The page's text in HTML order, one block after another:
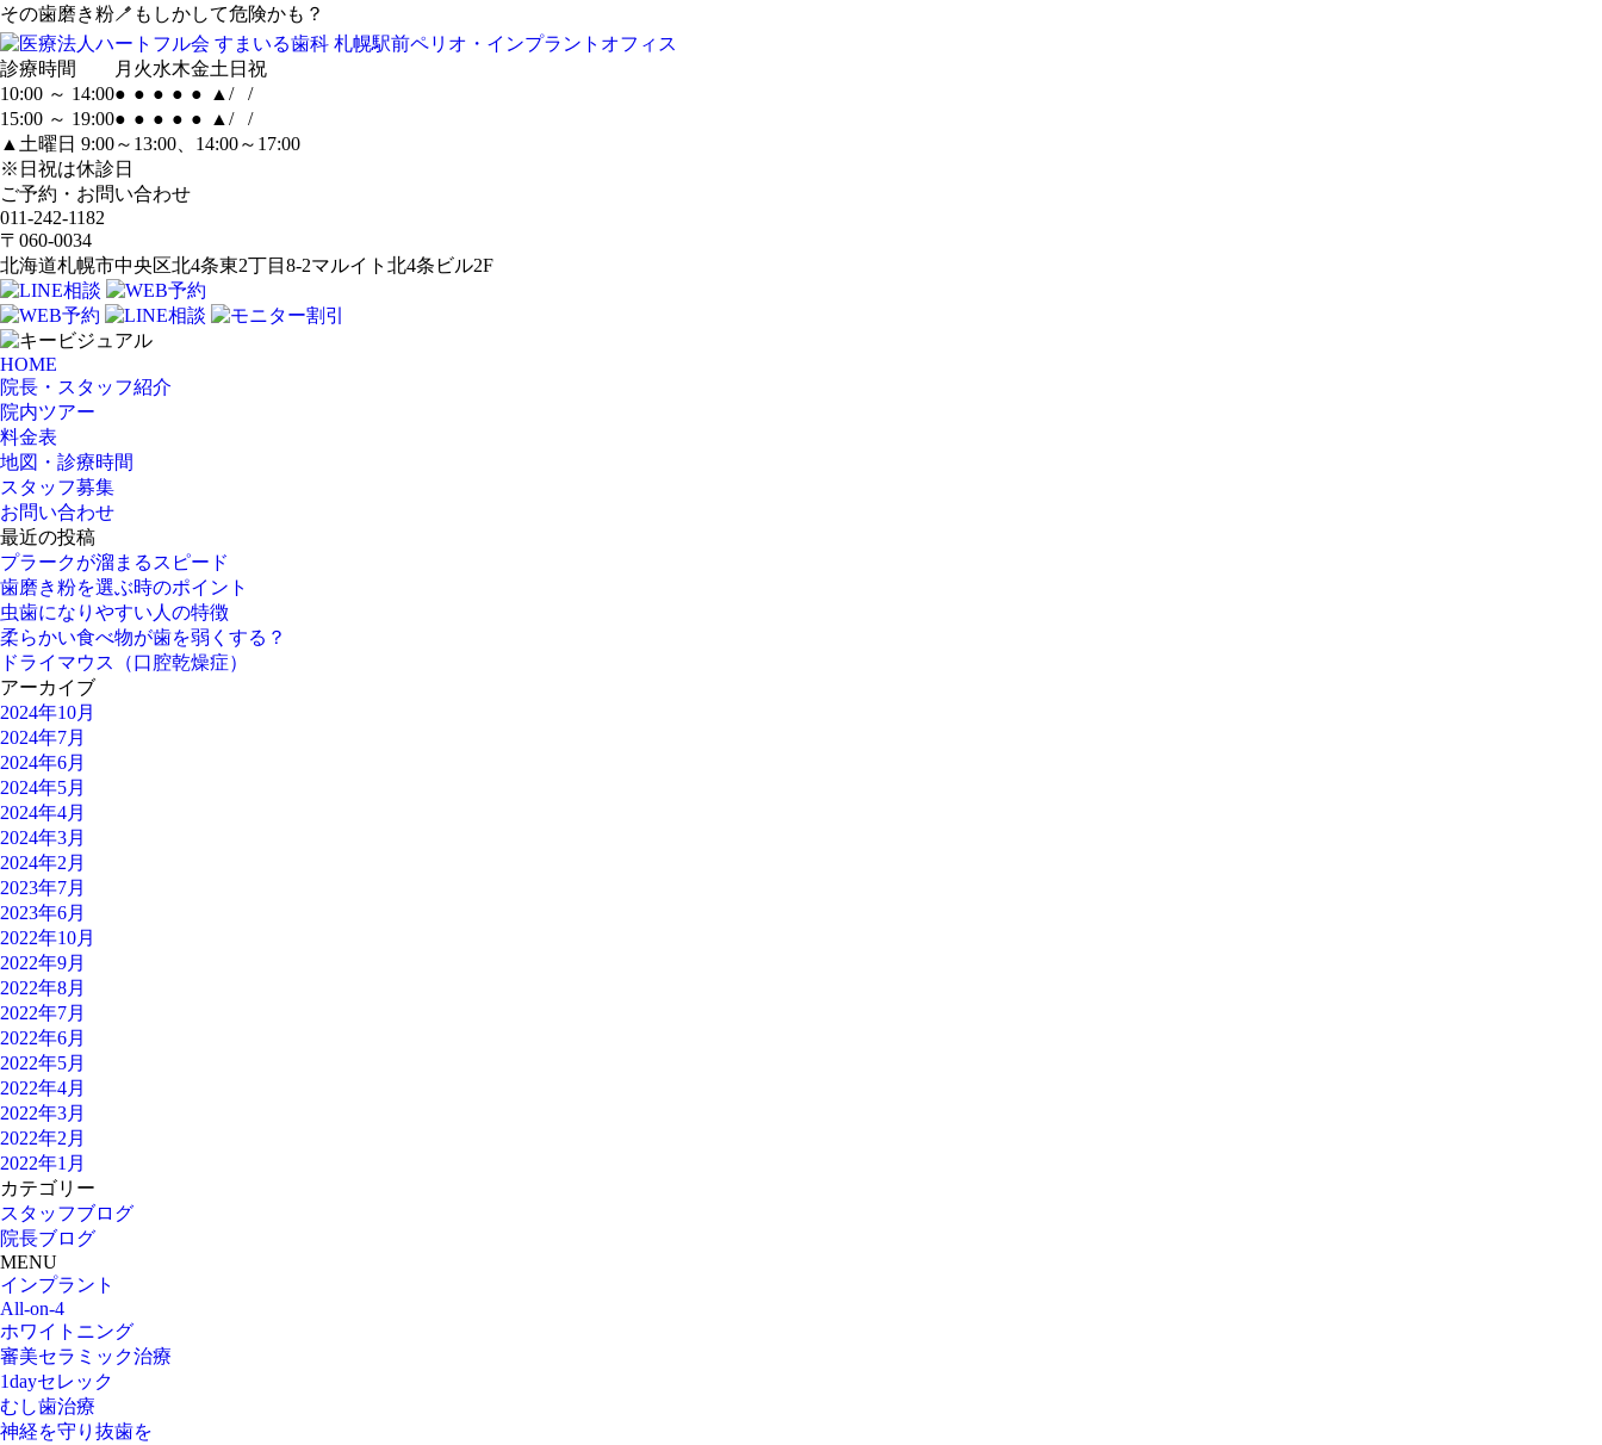
その歯磨き粉🪥もしかして危険かも？
診療時間 月 火水木金土 日 祝
10:00 ～ 14:00● ● ● ● ● ▲ /
/
15:00 ～ 19:00● ● ● ● ● ▲ /
/
▲土曜日 9:00～13:00、14:00～17:00
※日祝は休診日
ご予約・お問い合わせ
011-242-1182
〒060-0034
北海道札幌市中央区北4条東2丁目8-2マルイト北4条ビル2F
HOME
院長・スタッフ紹介
院内ツアー
料金表
地図・診療時間
スタッフ募集
お問い合わせ
最近の投稿
プラークが溜まるスピード
歯磨き粉を選ぶ時のポイント
虫歯になりやすい人の特徴
柔らかい食べ物が歯を弱くする？
ドライマウス（口腔乾燥症）
アーカイブ
2024年10月
2024年7月
2024年6月
2024年5月
2024年4月
2024年3月
2024年2月
2023年7月
2023年6月
2022年10月
2022年9月
2022年8月
2022年7月
2022年6月
2022年5月
2022年4月
2022年3月
2022年2月
2022年1月
カテゴリー
スタッフブログ
院長ブログ
MENU
インプラント
All-on-4
ホワイトニング
審美セラミック治療
1dayセレック
むし歯治療
神経を守り抜歯を